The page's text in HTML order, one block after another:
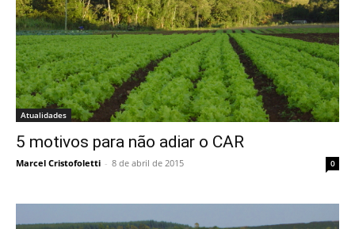
Atualidades
5 motivos para não adiar o CAR
Marcel Cristofoletti - 8 de abril de 2015 0